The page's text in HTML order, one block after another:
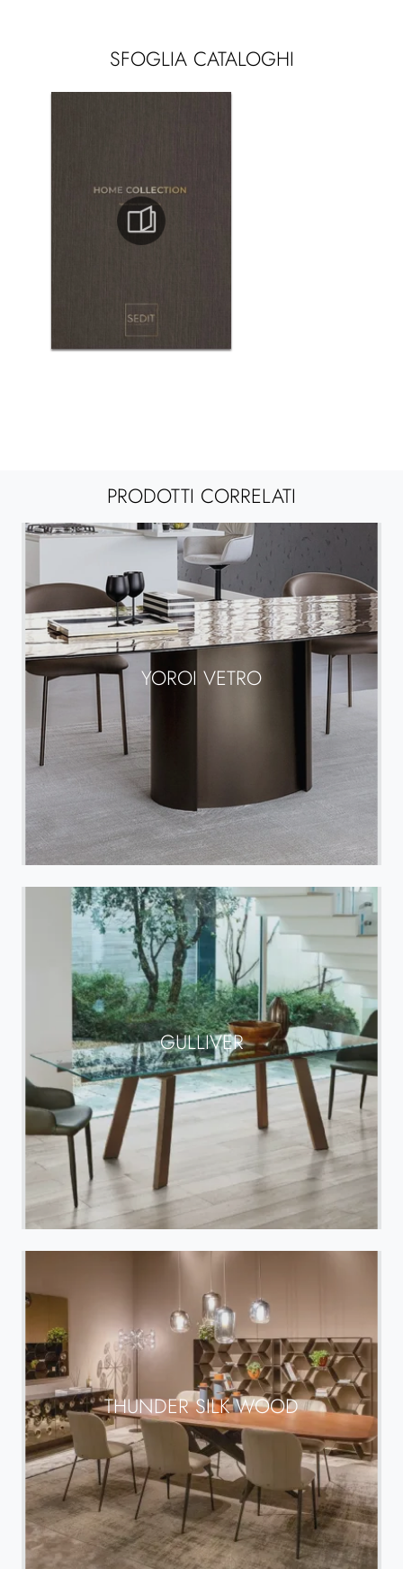
SFOGLIA CATALOGHI
PRODOTTI CORRELATI
YOROI VETRO
GULLIVER
THUNDER SILK WOOD